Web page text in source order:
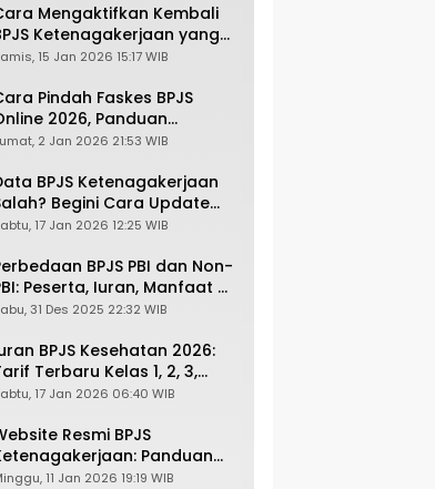
Mengaktifkan Kembali
Ketenagakerjaan yang
Begini Panduan
15 Jan 2026 15:17 WIB
Pindah Faskes BPJS
2026, Panduan
via Mobile JKN,
2 Jan 2026 21:53 WIB
BPJS Ketenagakerjaan
Begini Cara Update
Alamat, HP di JMO
17 Jan 2026 12:25 WIB
BPJS PBI dan Non-
Peserta, Iuran, Manfaat &
Berlaku Terbaru 2026
31 Des 2025 22:32 WIB
BPJS Kesehatan 2026:
Terbaru Kelas 1, 2, 3,
Bayar, Denda &
KIS
17 Jan 2026 06:40 WIB
Resmi BPJS
Panduan
Akses dan Fitur
11 Jan 2026 19:19 WIB